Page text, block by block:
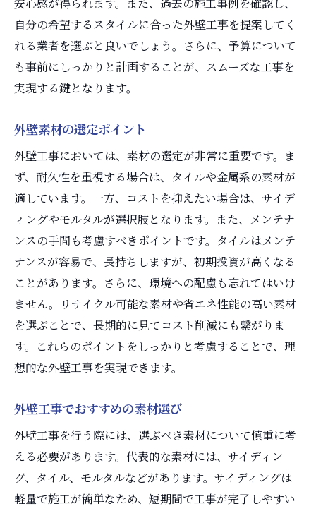
安心感が得られます。また、過去の施工事例を確認し、
自分の希望するスタイルに合った外壁工事を提案してく
れる業者を選ぶと良いでしょう。さらに、予算について
も事前にしっかりと計画することが、スムーズな工事を
実現する鍵となります。
外壁素材の選定ポイント
外壁工事においては、素材の選定が非常に重要です。ま
ず、耐久性を重視する場合は、タイルや金属系の素材が
適しています。一方、コストを抑えたい場合は、サイデ
ィングやモルタルが選択肢となります。また、メンテナ
ンスの手間も考慮すべきポイントです。タイルはメンテ
ナンスが容易で、長持ちしますが、初期投資が高くなる
ことがあります。さらに、環境への配慮も忘れてはいけ
ません。リサイクル可能な素材や省エネ性能の高い素材
を選ぶことで、長期的に見てコスト削減にも繋がりま
す。これらのポイントをしっかりと考慮することで、理
想的な外壁工事を実現できます。
外壁工事でおすすめの素材選び
外壁工事を行う際には、選ぶべき素材について慎重に考
える必要があります。代表的な素材には、サイディン
グ、タイル、モルタルなどがあります。サイディングは
軽量で施工が簡単なため、短期間で工事が完了しやすい